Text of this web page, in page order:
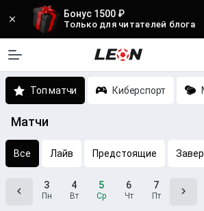
Бонус 1500 ₽
Только для читателей блога
Топ матчи Киберспорт
Матчи
Все Лайв Предстоящие
3
Пн
4
Вт
5
Ср
6
Чт
7
Пт